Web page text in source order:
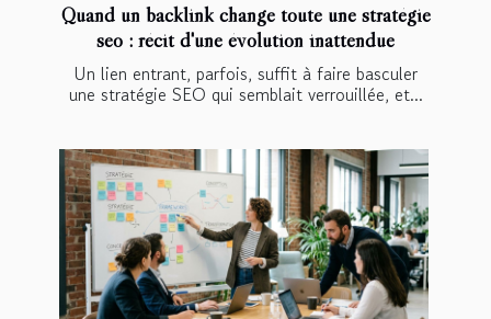
Quand un backlink change toute une stratégie
seo : récit d'une évolution inattendue
Un lien entrant, parfois, suffit à faire basculer
une stratégie SEO qui semblait verrouillée, et...